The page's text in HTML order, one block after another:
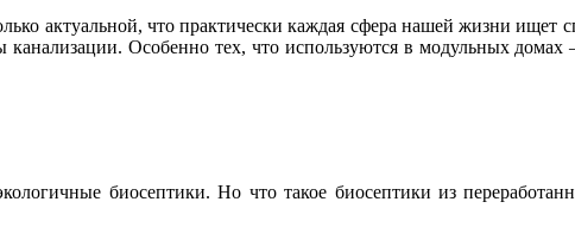
актуальной, что практически каждая сфера нашей жизни
канализации. Особенно тех, что используются в модульных
биосептики. Но что такое биосептики из